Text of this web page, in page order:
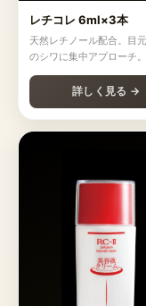
レチコレ 6ml×3本
天然レチノール配合。目
のシワに集中アプローチ。
詳しく見る →